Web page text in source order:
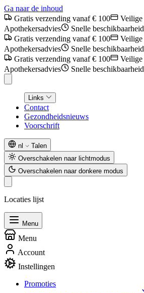
Ga naar de inhoud
Gratis verzending vanaf € 100
Veilige
Apothekersadvies
Snelle beschikbaarheid
Gratis verzending vanaf € 100
Veilige
Apothekersadvies
Snelle beschikbaarheid
Gratis verzending vanaf € 100
Veilige
Apothekersadvies
Snelle beschikbaarheid
Links
Contact
Gezondheidsnieuws
Voorschrift
nl
Talen
Overschakelen naar lichtmodus
Overschakelen naar donkere modus
Locaties lijst
Menu
Menu
Account
Instellingen
Promoties